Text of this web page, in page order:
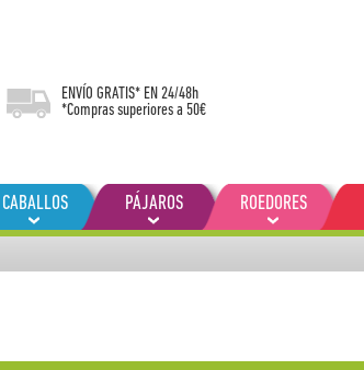
ENVÍO GRATIS* EN 24/48h
*Compras superiores a 50€
CABALLOS PÁJAROS ROEDORES